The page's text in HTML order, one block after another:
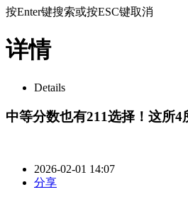
按Enter键搜索或按ESC键取消
详情
Details
中等分数也有211选择！这所
2026-02-01 14:07
分享